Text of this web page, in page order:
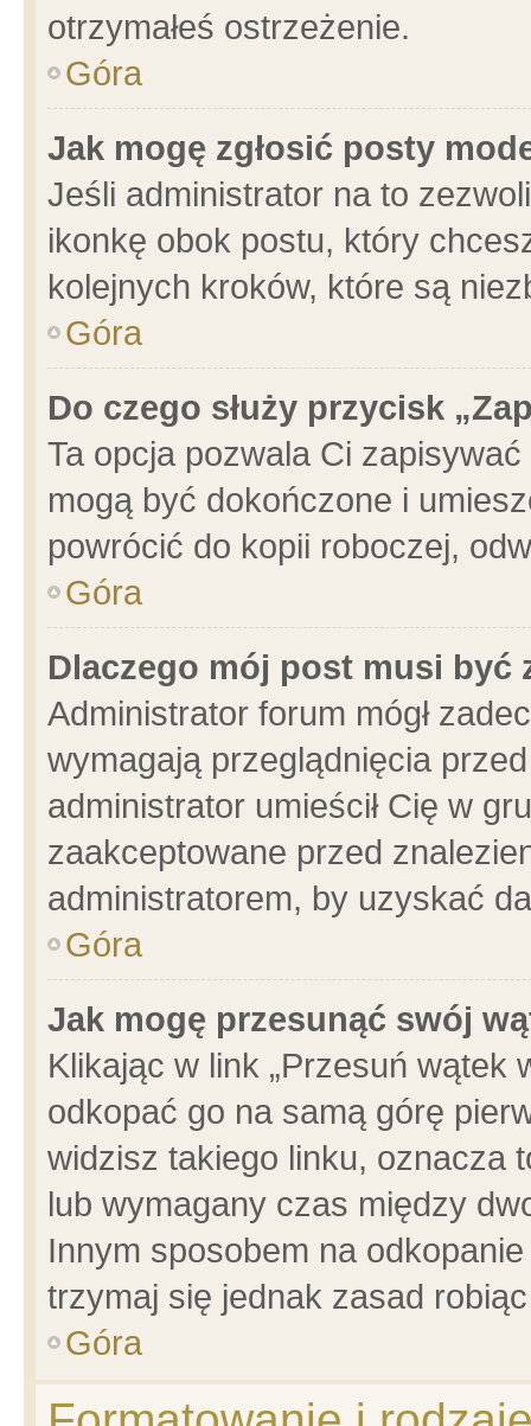
otrzymałeś ostrzeżenie.
Góra
Jak mogę zgłosić posty
Jeśli administrator na to
ikonkę obok postu, który
kolejnych kroków, które są
Góra
Do czego służy przycisk
Ta opcja pozwala Ci
mogą być dokończone i
powrócić do kopii roboczej,
Góra
Dlaczego mój post musi być
Administrator forum mógł
wymagają przeglądnięcia
administrator umieścił Cię w
zaakceptowane przed
administratorem, by uzyskać
Góra
Jak mogę przesunąć swój
Klikając w link „Przesuń wątek
odkopać go na samą górę
widzisz takiego linku, oznacza
lub wymagany czas między
Innym sposobem na
trzymaj się jednak zasad
Góra